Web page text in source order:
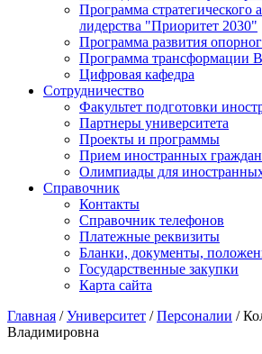
Программа стратегического
лидерства "Приоритет 2030"
Программа развития
Программа трансформации
Цифровая кафедра
Сотрудничество
Факультет подготовки
Партнеры университета
Проекты и программы
Прием иностранных граждан
Олимпиады для
Справочник
Контакты
Справочник телефонов
Платежные реквизиты
Бланки, документы,
Государственные закупки
Карта сайта
Главная /Университет /Персоналии /
Владимировна